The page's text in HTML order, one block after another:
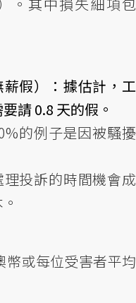
薪假）：據估計，工
請 0.8 天的假。
的例子是因被騷擾
理投訴的時間機會成
幣或每位受害者平均